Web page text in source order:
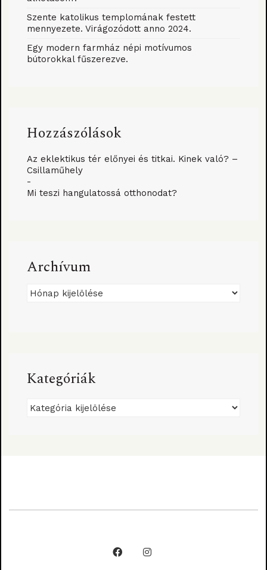
Szente katolikus templomának festett
mennyezete. Virágozódott anno 2024.
Egy modern farmház népi motívumos
bútorokkal fűszerezve.
Hozzászólások
Az eklektikus tér előnyei és titkai. Kinek való? –
Csillaműhely
-
Mi teszi hangulatossá otthonodat?
Archívum
Archívum
Kategóriák